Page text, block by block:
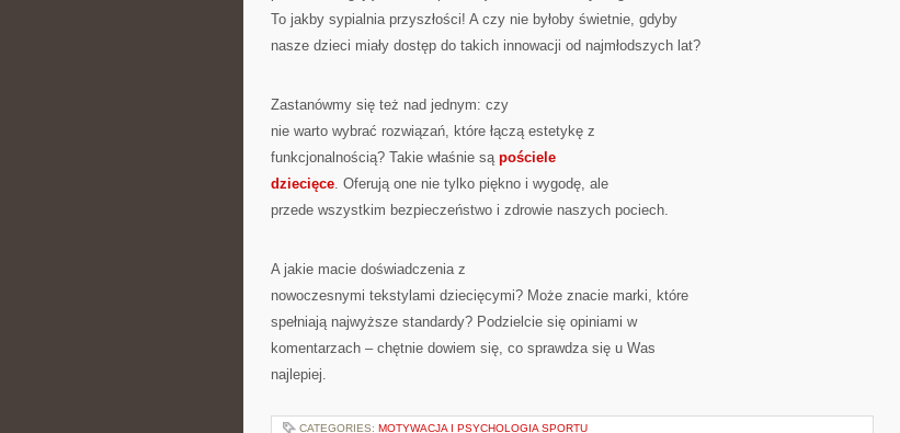
To jakby sypialnia przyszłości! A czy nie byłoby świetnie, gdyby
nasze dzieci miały dostęp do takich innowacji od najmłodszych lat?
Zastanówmy się też nad jednym: czy
nie warto wybrać rozwiązań, które łączą estetykę z
funkcjonalnością? Takie właśnie są pościele
dziecięce. Oferują one nie tylko piękno i wygodę, ale
przede wszystkim bezpieczeństwo i zdrowie naszych pociech.
A jakie macie doświadczenia z
nowoczesnymi tekstylami dziecięcymi? Może znacie marki, które
spełniają najwyższe standardy? Podzielcie się opiniami w
komentarzach – chętnie dowiem się, co sprawdza się u Was
najlepiej.
CATEGORIES: MOTYWACJA I PSYCHOLOGIA SPORTU